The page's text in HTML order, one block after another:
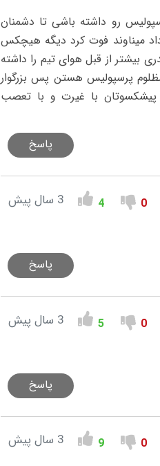
رو داشته باشی تا دشمنان
میناوند فوت کرد دیگه هیچکس
از قبل هوای تیم را داشته
پرسپولیس هستن پس بزرگوار
با غیرت و با تعصب
پاسخ
0
4 3 سال پیش
پاسخ
0
5 3 سال پیش
پاسخ
0
9 3 سال پیش